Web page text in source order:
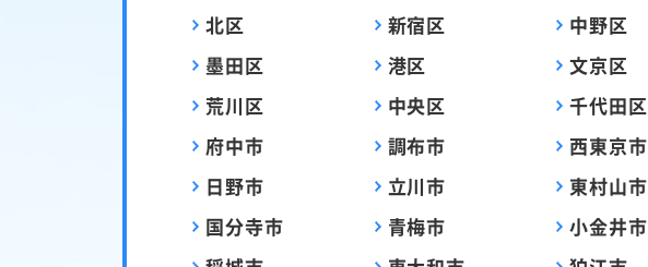
北区
新宿区 中野区
墨田区
港区 文京区
荒川区
中央区 千代田区
府中市
調布市 西東京市
日野市
立川市 東村山市
国分寺市
青梅市 小金井市